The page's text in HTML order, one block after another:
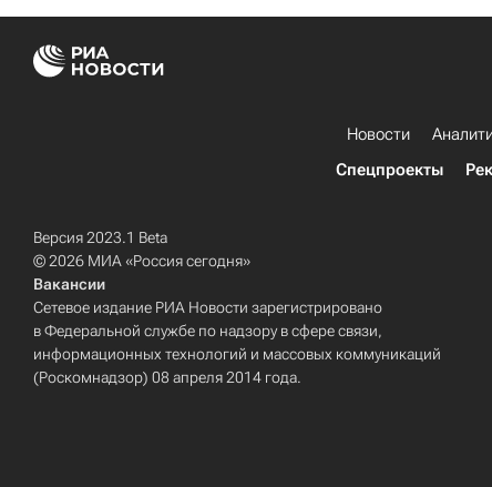
Новости
Спецпроекты
Версия 2023.1 Beta
© 2026 МИА «Россия сегодня»
Вакансии
Сетевое издание РИА Новости зарегистрировано
в Федеральной службе по надзору в сфере связи,
информационных технологий и массовых коммуникаций
(Роскомнадзор) 08 апреля 2014 года.